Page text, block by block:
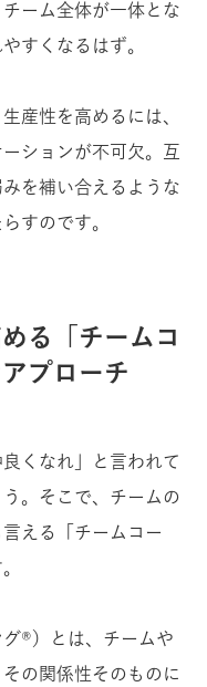
ーム全体が一体とな
すくなるはず。
産性を高めるには、
ションが不可欠。互
を補い合えるような
すのです。
る「チームコ
プローチ
くなれ」と言われて
。そこで、チームの
える「チームコー
®）とは、チームや
の関係性そのものに